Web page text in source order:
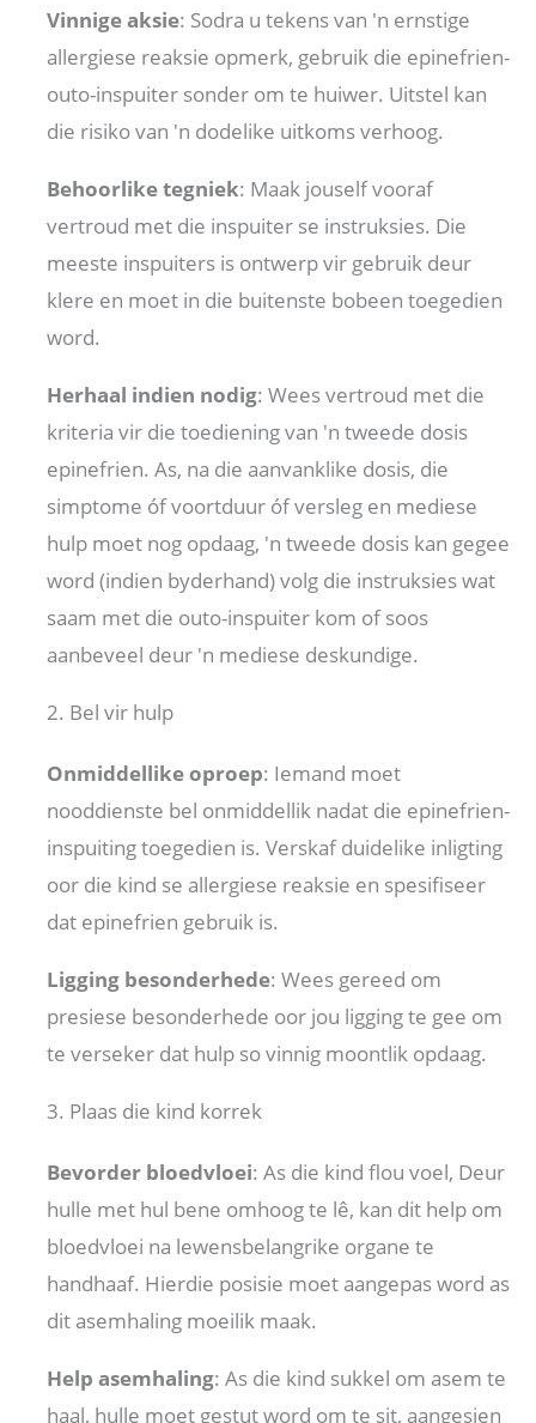
Vinnige aksie: Sodra u tekens van 'n ernstige
allergiese reaksie opmerk, gebruik die epinefrien-
outo-inspuiter sonder om te huiwer. Uitstel kan
die risiko van 'n dodelike uitkoms verhoog.
Behoorlike tegniek: Maak jouself vooraf
vertroud met die inspuiter se instruksies. Die
meeste inspuiters is ontwerp vir gebruik deur
klere en moet in die buitenste bobeen toegedien
word.
Herhaal indien nodig: Wees vertroud met die
kriteria vir die toediening van 'n tweede dosis
epinefrien. As, na die aanvanklike dosis, die
simptome óf voortduur óf versleg en mediese
hulp moet nog opdaag, 'n tweede dosis kan gegee
word (indien byderhand) volg die instruksies wat
saam met die outo-inspuiter kom of soos
aanbeveel deur 'n mediese deskundige.
2. Bel vir hulp
Onmiddellike oproep: Iemand moet
nooddienste bel onmiddellik nadat die epinefrien-
inspuiting toegedien is. Verskaf duidelike inligting
oor die kind se allergiese reaksie en spesifiseer
dat epinefrien gebruik is.
Ligging besonderhede: Wees gereed om
presiese besonderhede oor jou ligging te gee om
te verseker dat hulp so vinnig moontlik opdaag.
3. Plaas die kind korrek
Bevorder bloedvloei: As die kind flou voel, Deur
hulle met hul bene omhoog te lê, kan dit help om
bloedvloei na lewensbelangrike organe te
handhaaf. Hierdie posisie moet aangepas word as
dit asemhaling moeilik maak.
Help asemhaling: As die kind sukkel om asem te
haal, hulle moet gestut word om te sit, aangesien